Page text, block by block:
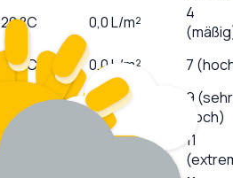
20°C 0,0L/m²
4
22°C 0,0L/m²
7
°C 0,0L/m²
9 (sehr
hoch)
11